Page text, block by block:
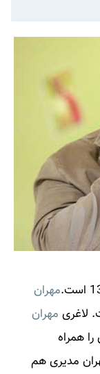
مهران
لاغری مهران
همراه
با مهران مدیری هم